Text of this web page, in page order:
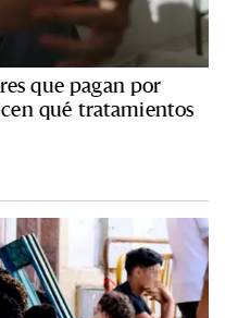
que pagan por
qué tratamientos